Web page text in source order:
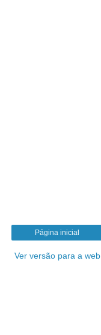
Página inicial
Ver versão para a web